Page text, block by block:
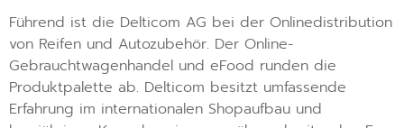
Führend ist die Delticom AG bei der Onlinedistribution
von Reifen und Autozubehör. Der Online-
Gebrauchtwagenhandel und eFood runden die
Produktpalette ab. Delticom besitzt umfassende
Erfahrung im internationalen Shopaufbau und